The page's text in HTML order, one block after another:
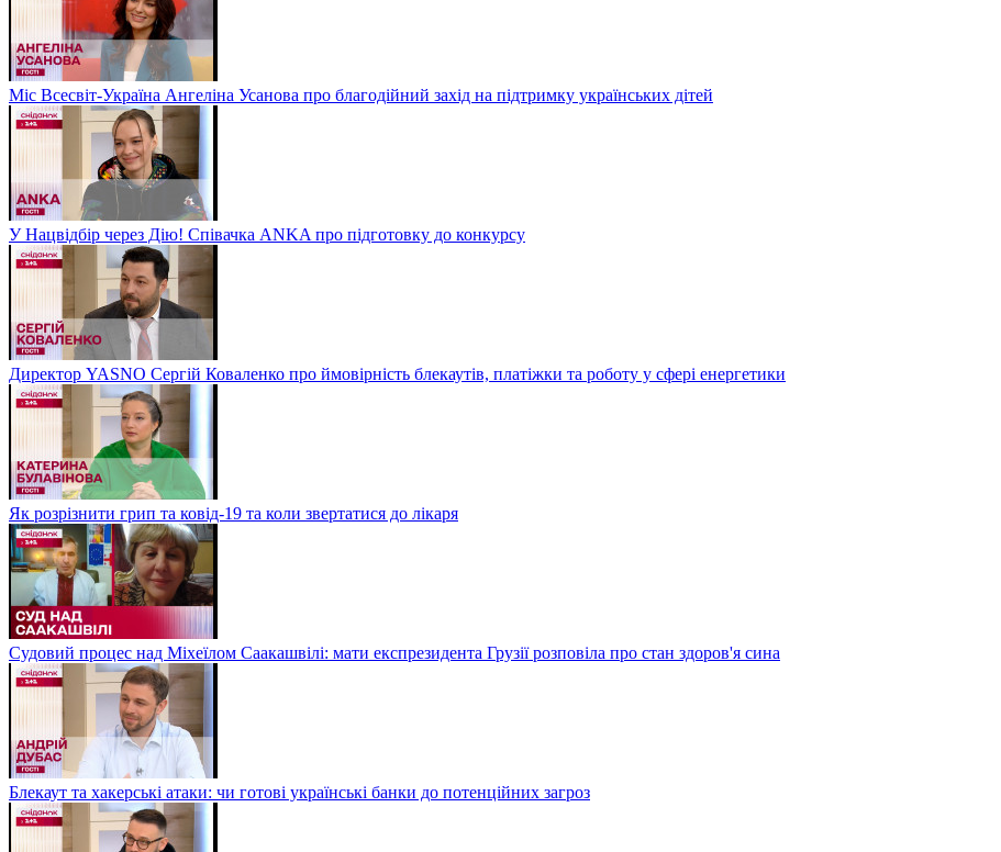
Міс Всесвіт-Україна Ангеліна Усанова про благодійний захід на підтримку українських дітей
У Нацвідбір через Дію! Співачка ANKA про підготовку до конкурсу
Директор YASNO Сергій Коваленко про ймовірність блекаутів, платіжки та роботу у сфері енергетики
Як розрізнити грип та ковід-19 та коли звертатися до лікаря
Судовий процес над Міхеїлом Саакашвілі: мати експрезидента Грузії розповіла про стан здоров'я сина
Блекаут та хакерські атаки: чи готові українські банки до потенційних загроз